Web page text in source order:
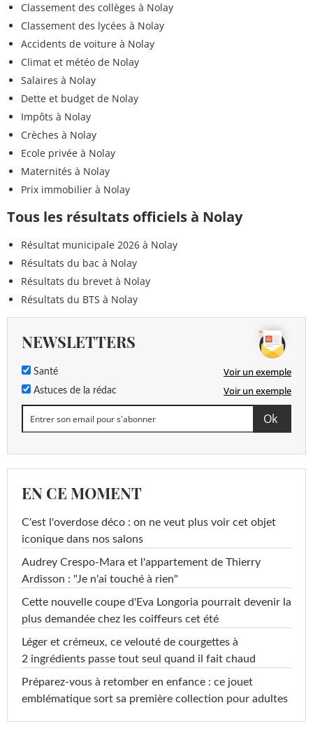
Classement des collèges à Nolay
Classement des lycées à Nolay
Accidents de voiture à Nolay
Climat et météo de Nolay
Salaires à Nolay
Dette et budget de Nolay
Impôts à Nolay
Crèches à Nolay
Ecole privée à Nolay
Maternités à Nolay
Prix immobilier à Nolay
Tous les résultats officiels à Nolay
Résultat municipale 2026 à Nolay
Résultats du bac à Nolay
Résultats du brevet à Nolay
Résultats du BTS à Nolay
NEWSLETTERS
Santé Voir un exemple
Astuces de la rédac Voir un exemple
EN CE MOMENT
C'est l'overdose déco : on ne veut plus voir cet objet
iconique dans nos salons
Audrey Crespo-Mara et l'appartement de Thierry
Ardisson : "Je n'ai touché à rien"
Cette nouvelle coupe d'Eva Longoria pourrait devenir la
plus demandée chez les coiffeurs cet été
Léger et crémeux, ce velouté de courgettes à
2 ingrédients passe tout seul quand il fait chaud
Préparez-vous à retomber en enfance : ce jouet
emblématique sort sa première collection pour adultes